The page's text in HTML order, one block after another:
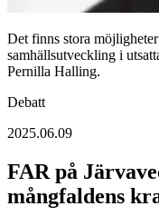
Det finns stora
samhällsutveckling i
Pernilla Halling.
Debatt
2025.06.09
FAR på
mångfaldens